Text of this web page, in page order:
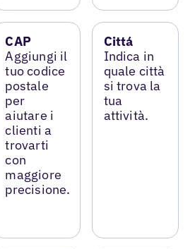
CAP
Aggiungi il
tuo codice
postale
per
aiutare i
clienti a
trovarti
con
maggiore
precisione.
Cittá
Indica in
quale città
si trova la
tua
attività.